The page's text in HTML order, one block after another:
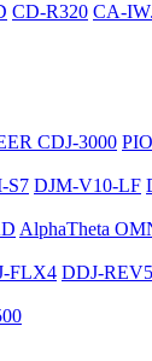
CD-R320 CA-
CDJ-3000
S7 DJM-V10-LF
AlphaTheta
FLX4 DDJ-REV5